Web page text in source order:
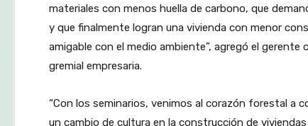
materiales con menos huella de carbono, que
y que finalmente logran una vivienda con menor
amigable con el medio ambiente”, agregó el gerente
gremial empresaria.
“Con los seminarios, venimos al corazón forestal a
un cambio de cultura en la construcción de